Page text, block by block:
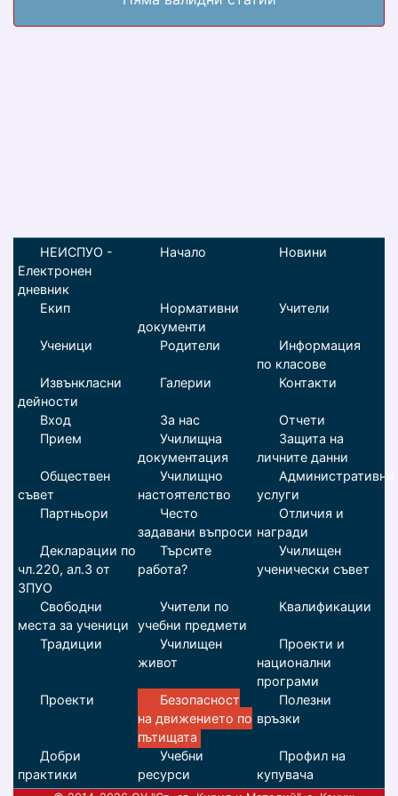
НЕИСПУО -
Електронен
дневник
Начало Новини
Екип
Нормативни
документи
Учители
Ученици Родители
Информация
по класове
Извънкласни
дейности
Галерии Контакти
Вход За нас
Отчети
Прием
Училищна
документация
Защита на
личните данни
Обществен
съвет
Училищно
настоятелство
Административни
услуги
Партньори
Често
задавани въпроси
Отличия и
награди
Декларации по
чл.220, ал.3 от
ЗПУО
Търсите
работа?
Училищен
ученически съвет
Свободни
места за ученици
Учители по
учебни предмети
Квалификации
Традиции
Училищен
живот
Проекти и
национални
програми
Проекти
Безопасност
на движението по
пътищата
Полезни
връзки
Добри
практики
Учебни
ресурси
Профил на
купувача